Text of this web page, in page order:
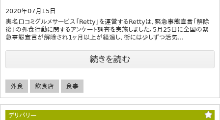
2020年07月15日
実名口コミグルメサービス「Retty」を運営するRettyは、緊急事態宣言「解除
後」の外食行動に関するアンケート調査を実施しました。5月25日に全国の緊
急事態宣言が解除され1ヶ月以上が経過し、街には少しずつ活気...
続きを読む
外食 飲食店 食事
デリバリー